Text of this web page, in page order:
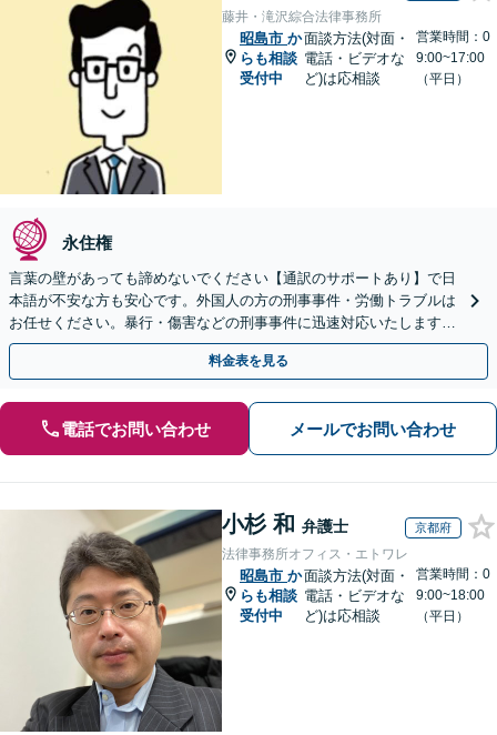
藤井・滝沢綜合法律事務所
昭島市 か
らも相談
受付中
面談方法(対面・
電話・ビデオな
ど)は応相談
営業時間：0
9:00~17:00
（平日）
永住権
言葉の壁があっても諦めないでください【通訳のサポートあり】で日
本語が不安な方も安心です。外国人の方の刑事事件・労働トラブルは
お任せください。暴行・傷害などの刑事事件に迅速対応いたします。
【事前予約で休日・夜間面談可】
料金表を見る
電話でお問い合わせ メールでお問い合わせ
小杉 和 弁護士 京都府
法律事務所オフィス・エトワレ
昭島市 か
らも相談
受付中
面談方法(対面・
電話・ビデオな
ど)は応相談
営業時間：0
9:00~18:00
（平日）